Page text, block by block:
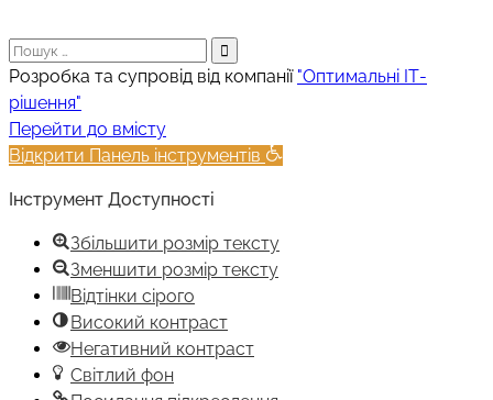
Пошук:
Розробка та супровід від компанії "Оптимальні ІТ-
рішення"
Прокрутка
вгору
Перейти до вмісту
Відкрити Панель інструментів
Інструмент Доступності
Збільшити розмір тексту
Зменшити розмір тексту
Відтінки сірого
Високий контраст
Негативний контраст
Світлий фон